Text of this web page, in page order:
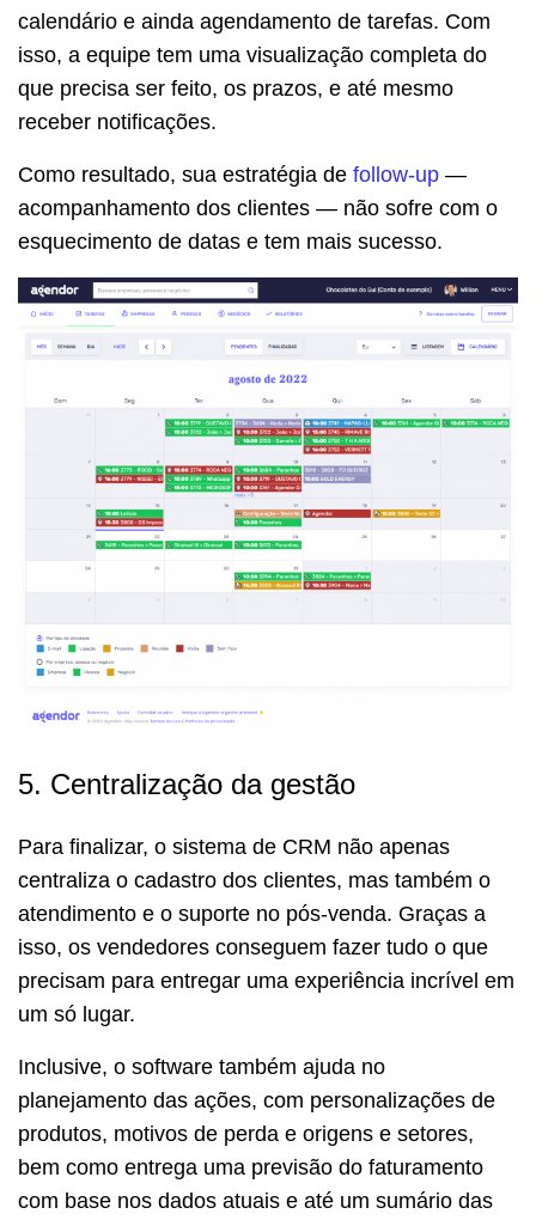
calendário e ainda agendamento de tarefas. Com
isso, a equipe tem uma visualização completa do
que precisa ser feito, os prazos, e até mesmo
receber notificações.
Como resultado, sua estratégia de follow-up —
acompanhamento dos clientes — não sofre com o
esquecimento de datas e tem mais sucesso.
5. Centralização da gestão
Para finalizar, o sistema de CRM não apenas
centraliza o cadastro dos clientes, mas também o
atendimento e o suporte no pós-venda. Graças a
isso, os vendedores conseguem fazer tudo o que
precisam para entregar uma experiência incrível em
um só lugar.
Inclusive, o software também ajuda no
planejamento das ações, com personalizações de
produtos, motivos de perda e origens e setores,
bem como entrega uma previsão do faturamento
com base nos dados atuais e até um sumário das